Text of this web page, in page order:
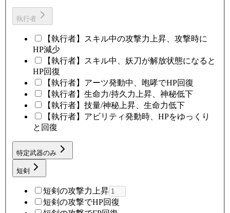
執行者
【執行者】スキル中の攻撃力上昇、攻撃時に
HP減少
【執行者】スキル中、妖刀が解放状態になると
HP回復
【執行者】アーツ発動中、咆哮でHP回復
【執行者】生命力/持久力上昇、神秘低下
【執行者】技量/神秘上昇、生命力低下
【執行者】アビリティ発動時、HPをゆっくり
と回復
特定武器のみ
短剣
短剣の攻撃力上昇
短剣の攻撃でHP回復